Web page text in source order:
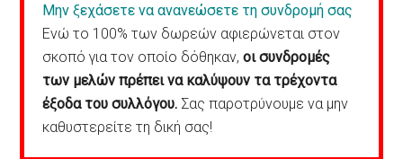
Μην ξεχάσετε να ανανεώσετε τη συνδρομή σας
Ενώ το 100% των δωρεών αφιερώνεται στον
σκοπό για τον οποίο δόθηκαν,οι συνδρομές
των μελών πρέπει να καλύψουν τα τρέχοντα
έξοδα του συλλόγου. Σας παροτρύνουμε να μην
καθυστερείτε τη δική σας!